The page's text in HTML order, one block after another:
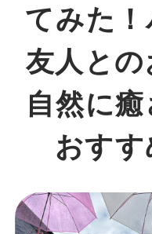
てみた
友人との
自然に
おすす